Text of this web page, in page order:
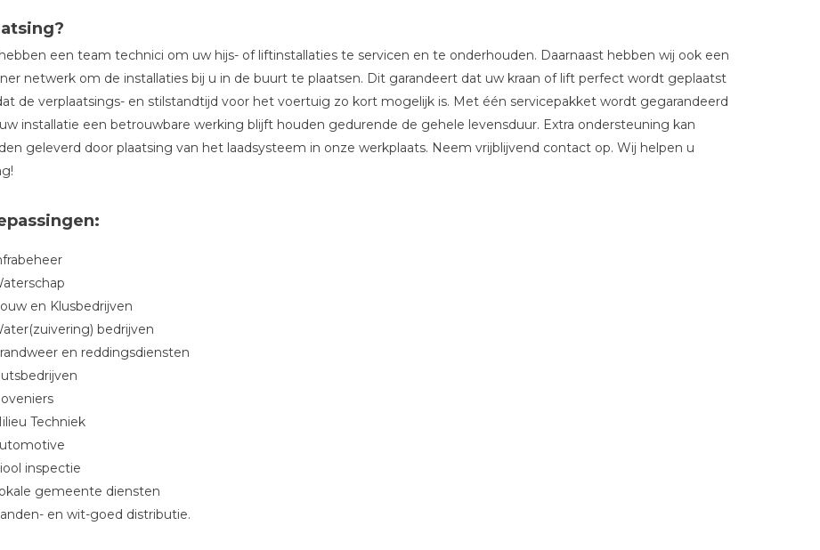
een team technici om uw hijs- of liftinstallaties te servicen en te onderhouden. Daarnaast hebben wij ook een
netwerk om de installaties bij u in de buurt te plaatsen. Dit garandeert dat uw kraan of lift perfect wordt geplaatst
de verplaatsings- en stilstandtijd voor het voertuig zo kort mogelijk is. Met één servicepakket wordt gegarandeerd
installatie een betrouwbare werking blijft houden gedurende de gehele levensduur. Extra ondersteuning kan
geleverd door plaatsing van het laadsysteem in onze werkplaats. Neem vrijblijvend contact op. Wij helpen u
en Klusbedrijven
bedrijven
en reddingsdiensten
Techniek
inspectie
gemeente diensten
en wit-goed distributie.